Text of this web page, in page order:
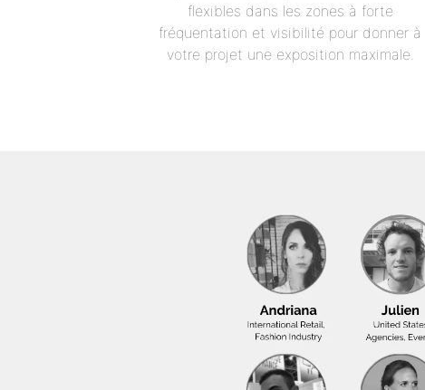
flexibles dans les zones à forte
fréquentation et visibilité pour donner à
votre projet une exposition maximale.